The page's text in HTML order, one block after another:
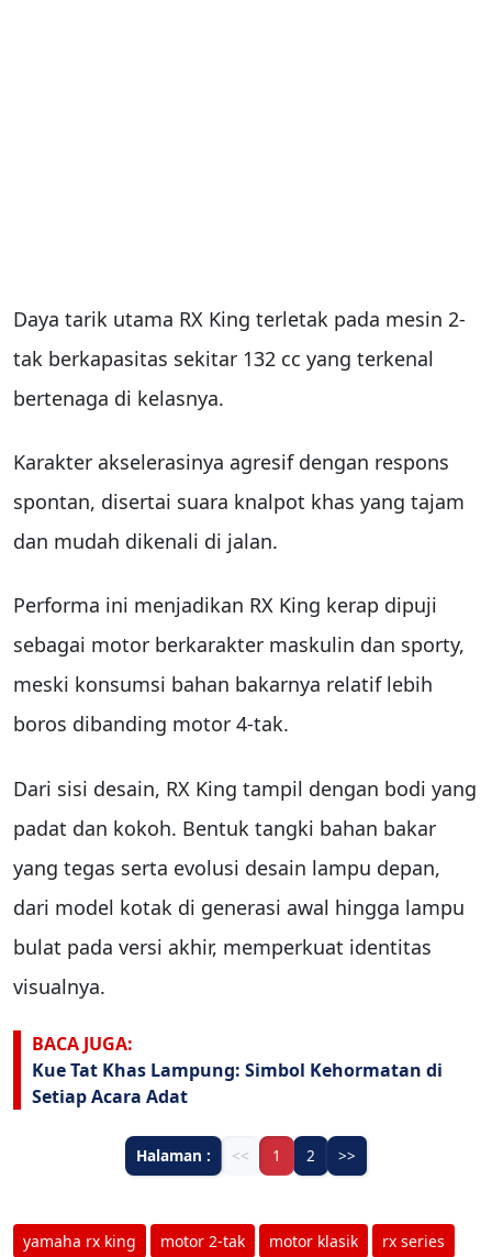
Daya tarik utama RX King terletak pada mesin 2-
tak berkapasitas sekitar 132 cc yang terkenal
bertenaga di kelasnya.
Karakter akselerasinya agresif dengan respons
spontan, disertai suara knalpot khas yang tajam
dan mudah dikenali di jalan.
Performa ini menjadikan RX King kerap dipuji
sebagai motor berkarakter maskulin dan sporty,
meski konsumsi bahan bakarnya relatif lebih
boros dibanding motor 4-tak.
Dari sisi desain, RX King tampil dengan bodi yang
padat dan kokoh. Bentuk tangki bahan bakar
yang tegas serta evolusi desain lampu depan,
dari model kotak di generasi awal hingga lampu
bulat pada versi akhir, memperkuat identitas
visualnya.
BACA JUGA:
Kue Tat Khas Lampung: Simbol Kehormatan di
Setiap Acara Adat
Halaman : << 1 2 >>
yamaha rx king motor 2-tak motor klasik rx series